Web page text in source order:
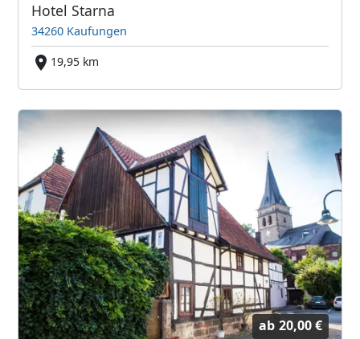
Hotel Starna
34260 Kaufungen
19,95 km
ab 20,00 €